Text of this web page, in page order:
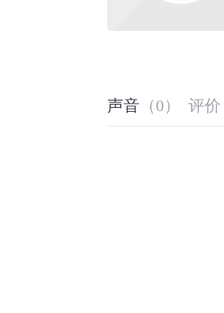
声音 （0） 评价